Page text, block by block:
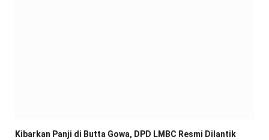
Kibarkan Panji di Butta Gowa, DPD LMBC Resmi Dilantik